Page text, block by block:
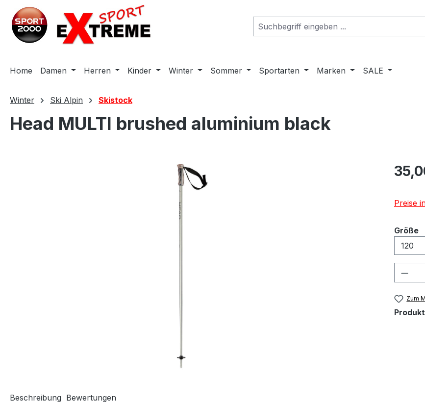
Hauptinhalt springen
Zur Suche springen
Zur Hauptnavigation springen
Home Damen Herren Kinder Winter Sommer Sportarten Marken SALE
Winter Ski Alpin Skistock
Head MULTI brushed aluminium black
Preise
Größe
Zum
Beschreibung Bewertungen